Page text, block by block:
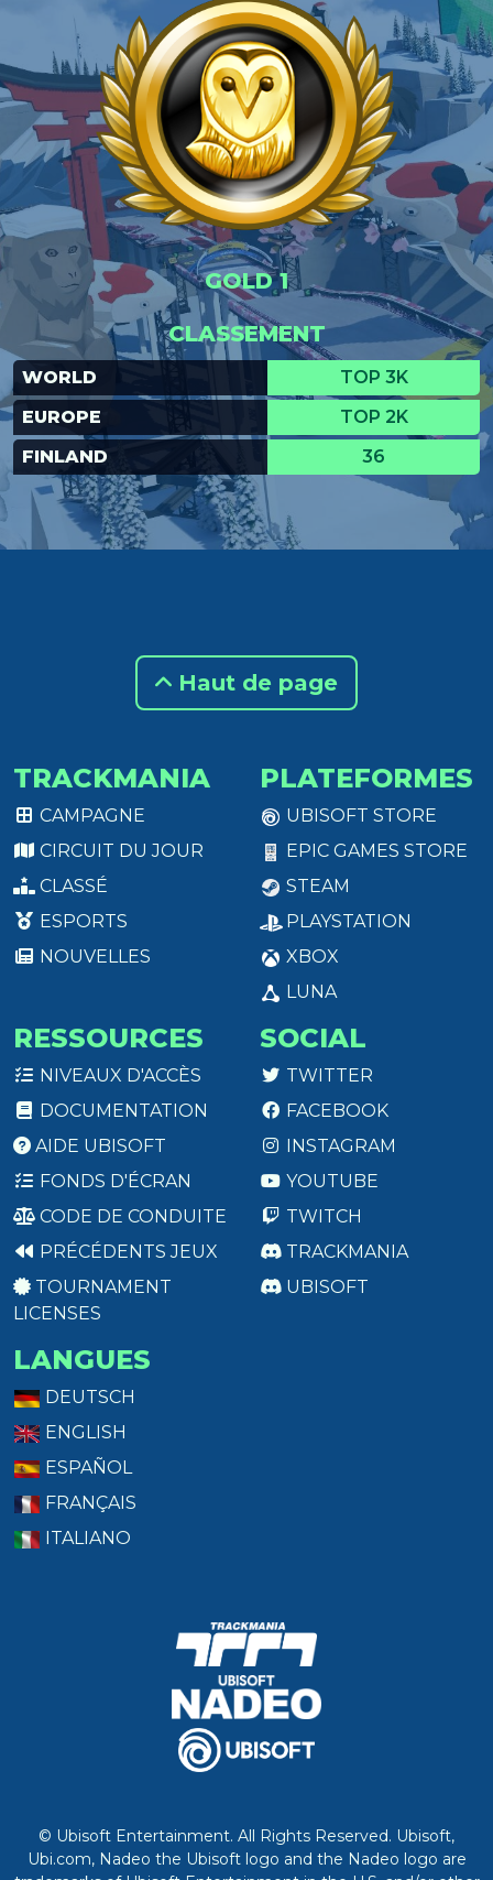
GOLD 1
CLASSEMENT
WORLD
TOP 3K
EUROPE
TOP 2K
FINLAND
36
Haut de page
TRACKMANIA
CAMPAGNE
CIRCUIT DU JOUR
CLASSÉ
ESPORTS
NOUVELLES
PLATEFORMES
UBISOFT STORE
EPIC GAMES STORE
STEAM
PLAYSTATION
XBOX
LUNA
RESSOURCES
NIVEAUX D'ACCÈS
DOCUMENTATION
AIDE UBISOFT
FONDS D'ÉCRAN
CODE DE CONDUITE
PRÉCÉDENTS JEUX
TOURNAMENT
LICENSES
SOCIAL
TWITTER
FACEBOOK
INSTAGRAM
YOUTUBE
TWITCH
TRACKMANIA
UBISOFT
LANGUES
DEUTSCH
ENGLISH
ESPAÑOL
FRANÇAIS
ITALIANO
© Ubisoft Entertainment. All Rights Reserved. Ubisoft,
Ubi.com, Nadeo the Ubisoft logo and the Nadeo logo are